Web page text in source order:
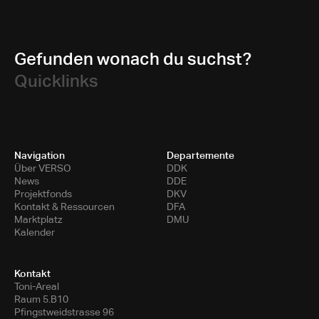
Gefunden wonach du suchst?
Quicklinks
Navigation
Über VERSO
News
Projektfonds
Kontakt & Ressourcen
Marktplatz
Kalender
Departemente
DDK
DDE
DKV
DFA
DMU
Kontakt
Toni-Areal
Raum 5.B10
Pfingstweidstrasse 96